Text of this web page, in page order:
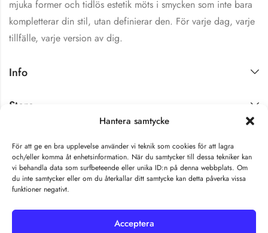
Hantera samtycke
För att ge en bra upplevelse använder vi teknik som cookies för att lagra
och/eller komma åt enhetsinformation. När du samtycker till dessa tekniker kan
vi behandla data som surfbeteende eller unika ID:n på denna webbplats. Om
du inte samtycker eller om du återkallar ditt samtycke kan detta påverka vissa
funktioner negativt.
Acceptera
mjuka former och tidlös estetik möts i smycken som inte bara
kompletterar din stil, utan definierar den. För varje dag, varje
tillfälle, varje version av dig.
Info
Store